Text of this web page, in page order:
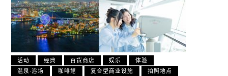
活动 经典 百货商店 娱乐
体验
温泉·浴场
咖啡館 复合型商业设施
拍照地点